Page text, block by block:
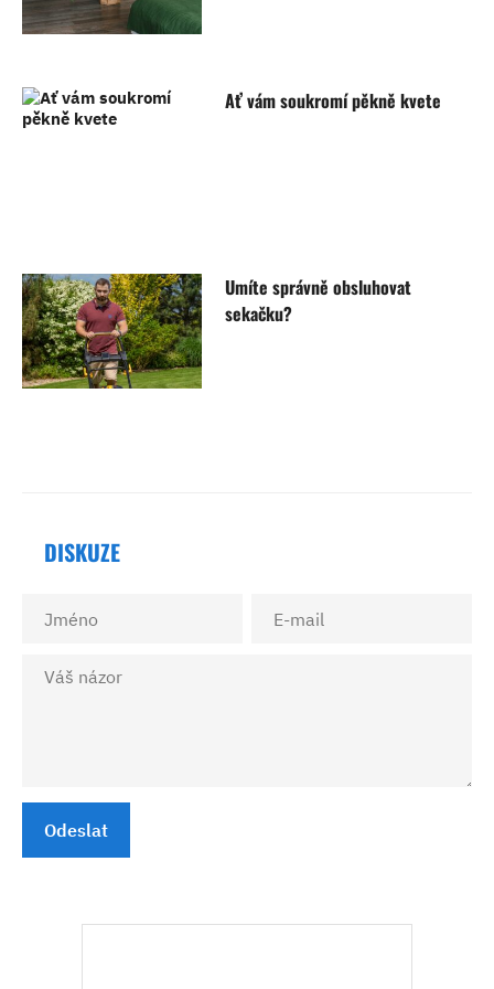
Ať vám soukromí pěkně kvete
Umíte správně obsluhovat
sekačku?
DISKUZE
Odeslat